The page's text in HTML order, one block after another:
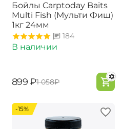
Бойлы Carptoday Baits
Multi Fish (Мульти Фиш)
1кг 24мм
184
В наличии
‍899‍ ₽‍1 058‍₽
-15%